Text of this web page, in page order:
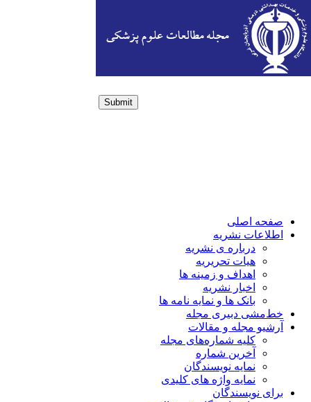
Submit
صفحه اصلی
اطلاعات نشریه
درباره ی نشریه
هیات تحریریه
اهداف و زمینه ها
اخبار نشریه
بانک ها و نمایه نامه ها
خط‌مشی دبیری مجله
آرشیو مجله و مقالات
کلیه شماره‌های مجله
آخرین شماره
نمایه نویسندگان
نمایه واژه های کلیدی
برای نویسندگان